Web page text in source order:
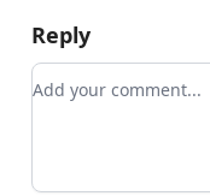
Reply
Add your comment